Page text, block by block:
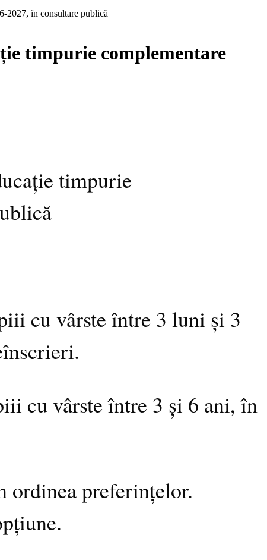
2027, în consultare publică
timpurie complementare
timpurie
cu vârste între 3 luni și 3
cu vârste între 3 și 6 ani, în
preferințelor.